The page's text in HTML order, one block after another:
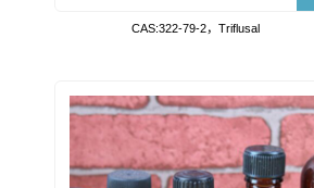
CAS:322-79-2，Triflusal